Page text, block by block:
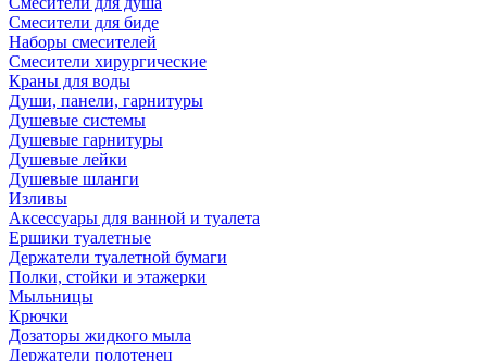
Смесители для биде
Наборы смесителей
Смесители хирургические
Краны для воды
Души, панели, гарнитуры
Душевые системы
Душевые гарнитуры
Душевые лейки
Душевые шланги
Изливы
Аксессуары для ванной и туалета
Ершики туалетные
Держатели туалетной бумаги
Полки, стойки и этажерки
Мыльницы
Крючки
Дозаторы жидкого мыла
Держатели полотенец